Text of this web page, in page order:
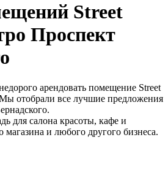
Street
Проспект
арендовать помещение Street
отобрали все лучшие предложения
для салона красоты, кафе и
магазина и любого другого бизнеса.